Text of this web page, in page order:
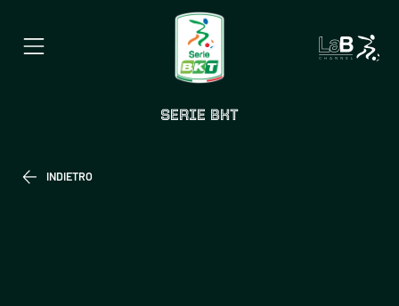
SERIE BKT
INDIETRO